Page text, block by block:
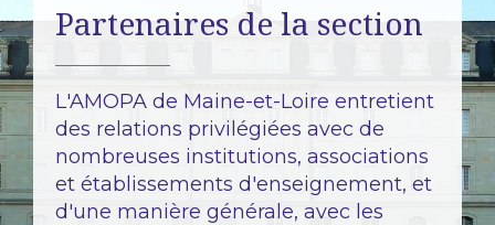
Partenaires de la section
L'AMOPA de Maine-et-Loire entretient
des relations privilégiées avec de
nombreuses institutions, associations
et établissements d'enseignement, et
d'une manière générale, avec les